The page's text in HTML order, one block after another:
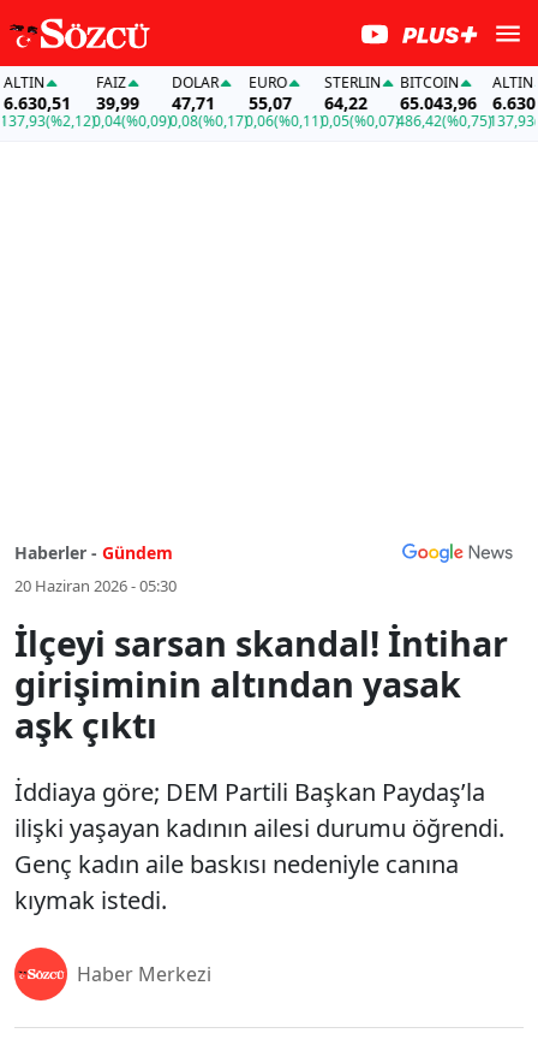
(%2,12)
FAİZ
39,99
0,04(%0,09)
DOLAR
47,71
0,08(%0,17)
EURO
55,07
0,06(%0,11)
STERLIN
64,22
0,05(%0,07)
BITCOIN
65.043,96
486,42(%0,75)
ALTIN
137,93
Haberler - Gündem
20 Haziran 2026 - 05:30
İlçeyi sarsan skandal! İntihar
girişiminin altından yasak
aşk çıktı
İddiaya göre; DEM Partili Başkan Paydaş’la
ilişki yaşayan kadının ailesi durumu öğrendi.
Genç kadın aile baskısı nedeniyle canına
kıymak istedi.
Haber Merkezi